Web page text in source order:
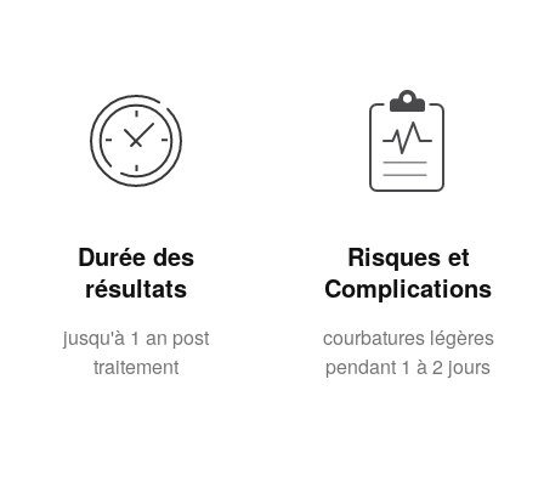
Durée des
résultats
jusqu'à 1 an post
traitement
Risques et
Complications
courbatures légères
pendant 1 à 2 jours